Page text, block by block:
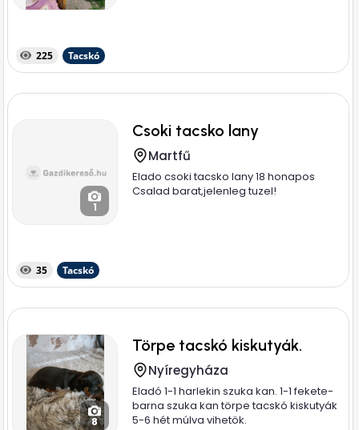
225 Tacskó
1
Csoki tacsko lany
Martfű
Elado csoki tacsko lany 18 honapos
Csalad barat,jelenleg tuzel!
35 Tacskó
8
Törpe tacskó kiskutyák.
Nyíregyháza
Eladó 1-1 harlekin szuka kan. 1-1 fekete-
barna szuka kan törpe tacskó kiskutyák
5-6 hét múlva vihetök.